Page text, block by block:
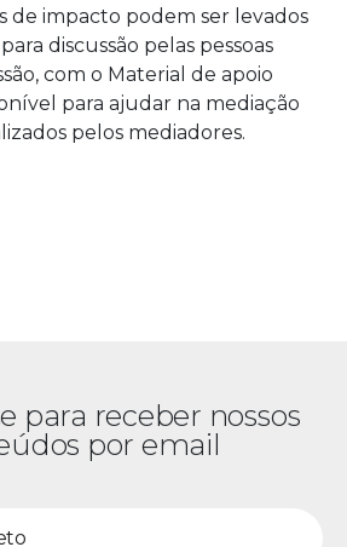
de impacto podem ser levados
discussão pelas pessoas
com o Material de apoio
para ajudar na mediação
pelos mediadores.
para receber nossos
por email